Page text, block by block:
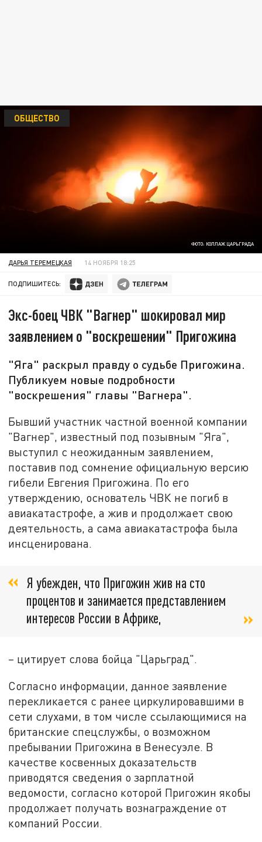
ФОТО: КОЛЛАЖ ЦАРЬГРАДА
ОБЩЕСТВО
ДАРЬЯ ТЕРЕМЕЦКАЯ 14 НОЯБРЯ 18:25
ПОДПИШИТЕСЬ:
Экс-боец ЧВК "Вагнер" шокировал мир
заявлением о "воскрешении" Пригожина
"Яга" раскрыл правду о судьбе Пригожина.
Публикуем новые подробности
"воскрешения" главы "Вагнера".
Бывший участник частной военной компании
"Вагнер", известный под позывным "Яга",
выступил с неожиданным заявлением,
поставив под сомнение официальную версию
гибели Евгения Пригожина. По его
утверждению, основатель ЧВК не погиб в
авиакатастрофе, а жив и продолжает свою
деятельность, а сама авиакатастрофа была
инсценирована.
Я убежден, что Пригожин жив на сто
процентов и занимается представлением
интересов России в Африке,
– цитирует слова бойца "Царьград".
Согласно информации, данное заявление
перекликается с ранее циркулировавшими в
сети слухами, в том числе ссылающимися на
британские спецслужбы, о возможном
пребывании Пригожина в Венесуэле. В
качестве косвенных доказательств
приводятся сведения о зарплатной
ведомости, согласно которой Пригожин якобы
продолжает получать вознаграждение от
компаний России.